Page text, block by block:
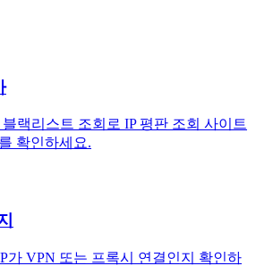
랙리스트 조회로 IP 평판 조회 사이트
확인하세요.
가 VPN 또는 프록시 연결인지 확인하